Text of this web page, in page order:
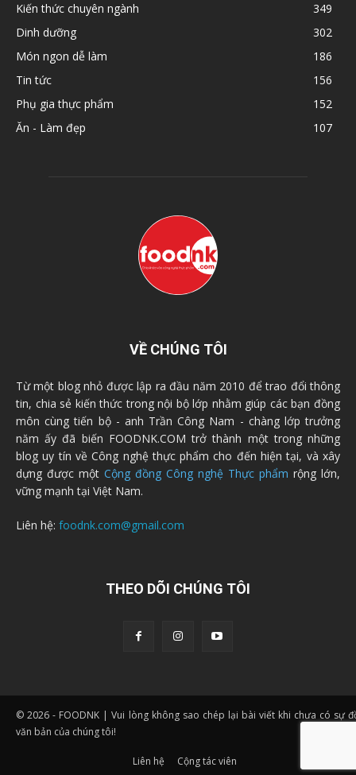
Kiến thức chuyên ngành
349
Dinh dưỡng
302
Món ngon dễ làm
186
Tin tức
156
Phụ gia thực phẩm
152
Ăn - Làm đẹp
107
VỀ CHÚNG TÔI
Từ một blog nhỏ được lập ra đầu năm 2010 để trao đổi thông
tin, chia sẻ kiến thức trong nội bộ lớp nhằm giúp các bạn đồng
môn cùng tiến bộ - anh Trần Công Nam - chàng lớp trưởng
năm ấy đã biến FOODNK.COM trở thành một trong những
blog uy tín về Công nghệ thực phẩm cho đến hiện tại, và xây
dựng được một Cộng đồng Công nghệ Thực phẩm rộng lớn,
vững mạnh tại Việt Nam.
Liên hệ: foodnk.com@gmail.com
THEO DÕI CHÚNG TÔI
© 2026 - FOODNK | Vui lòng không sao chép lại bài viết khi chưa có sự
văn bản của chúng tôi!
Liên hệ Cộng tác viên